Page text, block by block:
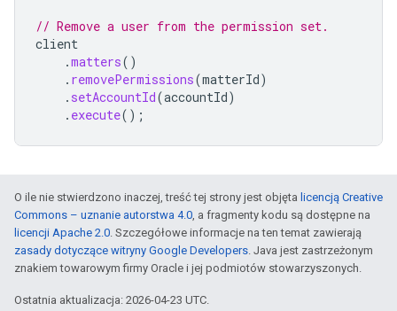
// Remove a user from the permission set.
client
.matters()
. removePermissions(matterId)
. setAccountId(accountId)
. execute();
O ile nie stwierdzono inaczej, treść tej strony jest objęta licencją Creative
Commons – uznanie autorstwa 4.0 , a fragmenty kodu są dostępne na
licencji Apache 2.0 . Szczegółowe informacje na ten temat zawierają
zasady dotyczące witryny Google Developers . Java jest zastrzeżonym
znakiem towarowym firmy Oracle i jej podmiotów stowarzyszonych.
Ostatnia aktualizacja: 2026-04-23 UTC.